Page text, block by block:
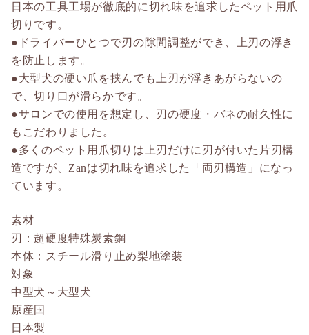
日本の工具工場が徹底的に切れ味を追求したペット用爪
切りです。
●ドライバーひとつで刃の隙間調整ができ、上刃の浮き
を防止します。
●大型犬の硬い爪を挟んでも上刃が浮きあがらないの
で、切り口が滑らかです。
●サロンでの使用を想定し、刃の硬度・バネの耐久性に
もこだわりました。
●多くのペット用爪切りは上刃だけに刃が付いた片刃構
造ですが、Zanは切れ味を追求した「両刃構造」になっ
ています。
素材
刃：超硬度特殊炭素鋼
本体：スチール滑り止め梨地塗装
対象
中型犬～大型犬
原産国
日本製